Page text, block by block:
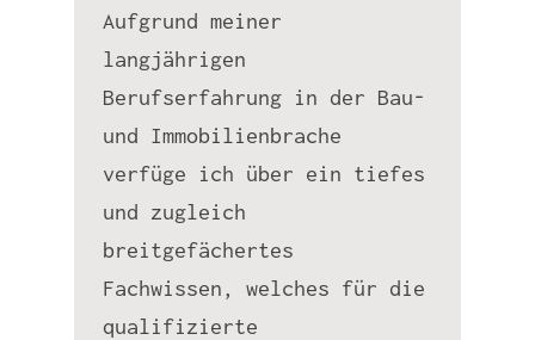
Aufgrund meiner
langjährigen
Berufserfahrung in der Bau-
und Immobilienbrache
verfüge ich über ein tiefes
und zugleich
breitgefächertes
Fachwissen, welches für die
qualifizierte